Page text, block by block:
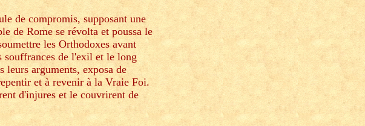
de compromis, supposant une
de Rome se révolta et poussa le
les Orthodoxes avant
souffrances de l'exil et le long
leurs arguments, exposa de
et à revenir à la Vraie Foi.
d'injures et le couvrirent de